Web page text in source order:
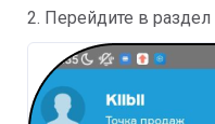
2. Перейдите в раздел